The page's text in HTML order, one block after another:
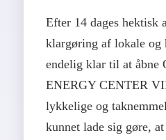
Efter 14 dages hektisk
klargøring af lokale og
endelig klar til at
ENERGY CENTER
lykkelige og
kunnet lade sig gøre,